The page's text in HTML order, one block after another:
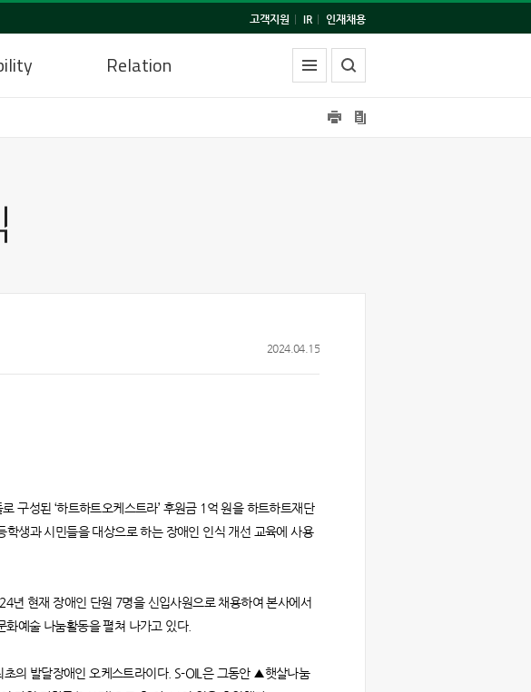
고객지원 IR 인재채용
Relation
2024.04.15
구성된 ‘하트하트오케스트라’ 후원금 1억 원을 하트하트재단
학생과 시민들을 대상으로 하는 장애인 인식 개선 교육에 사용
년 현재 장애인 단원 7명을 신입사원으로 채용하여 본사에서
예술 나눔활동을 펼쳐 나가고 있다.
의 발달장애인 오케스트라이다. S-OIL은 그동안 ▲햇살나눔